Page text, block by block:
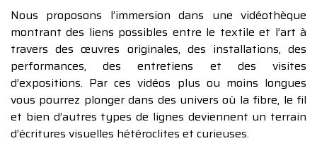
Nous proposons l’immersion dans une vidéothèque
montrant des liens possibles entre le textile et l’art à
travers des œuvres originales, des installations, des
performances, des entretiens et des visites
d’expositions. Par ces vidéos plus ou moins longues
vous pourrez plonger dans des univers où la fibre, le fil
et bien d’autres types de lignes deviennent un terrain
d’écritures visuelles hétéroclites et curieuses.